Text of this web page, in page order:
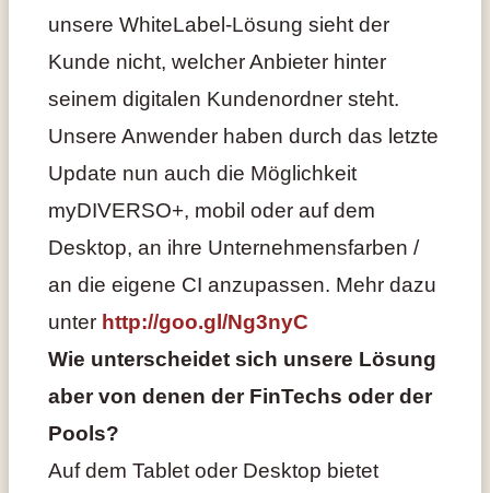
unsere WhiteLabel-Lösung sieht der
Kunde nicht, welcher Anbieter hinter
seinem digitalen Kundenordner steht.
Unsere Anwender haben durch das letzte
Update nun auch die Möglichkeit
myDIVERSO+, mobil oder auf dem
Desktop, an ihre Unternehmensfarben /
an die eigene CI anzupassen. Mehr dazu
unter http://goo.gl/Ng3nyC
Wie unterscheidet sich unsere Lösung
aber von denen der FinTechs oder der
Pools?
Auf dem Tablet oder Desktop bietet